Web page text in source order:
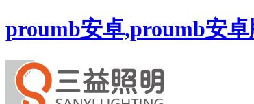
proumb安卓,proumb安